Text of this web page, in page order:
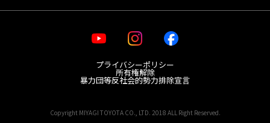
・新車を探す
プライバシーポリシー
所有権解除
暴力団等反社会的勢力排除宣言
Copyright MIYAGI TOYOTA CO., LTD. 2018 ALL Right Reserved.